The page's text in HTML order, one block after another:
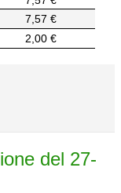
7,57 €
2,00 €
del 27-